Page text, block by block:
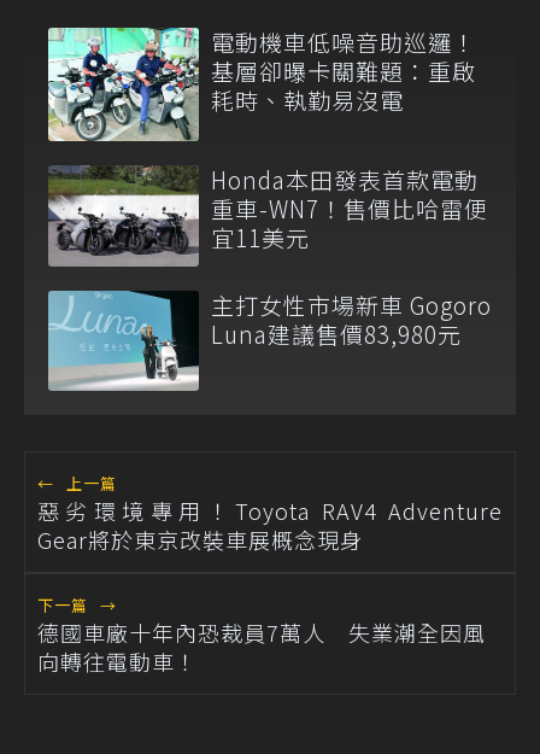
電動機車低噪音助巡邏！
基層卻曝卡關難題：重啟
耗時、執勤易沒電
Honda本田發表首款電動
重車-WN7！售價比哈雷便
宜11美元
主打女性市場新車 Gogoro
Luna建議售價83,980元
← 上一篇
惡劣環境專用！Toyota RAV4 Adventure
Gear將於東京改裝車展概念現身
下一篇 →
德國車廠十年內恐裁員7萬人 失業潮全因風
向轉往電動車！